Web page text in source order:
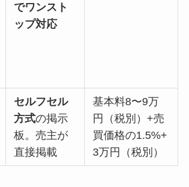
でワンスト
ップ対応
セルフセル
方式の掲示
板。売主が
直接掲載
基本料8〜9万
円（税別）+売
買価格の1.5%+
3万円（税別）